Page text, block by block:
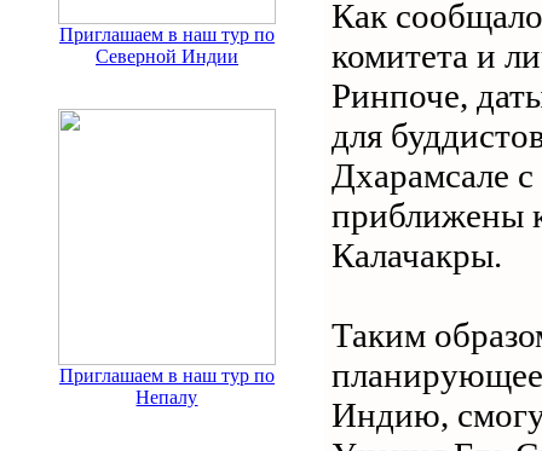
Приглашаем в наш тур по
Северной Индии
Приглашаем в наш тур по
Непалу
Как
комитета и
Ринпоче,
для
Дхарамсале
приближены
Калачакры.
Таким
Индию,